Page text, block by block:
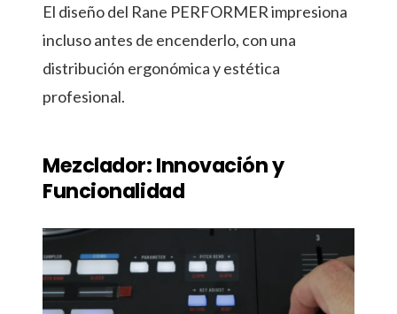
El diseño del Rane PERFORMER impresiona
incluso antes de encenderlo, con una
distribución ergonómica y estética
profesional.
Mezclador: Innovación y
Funcionalidad